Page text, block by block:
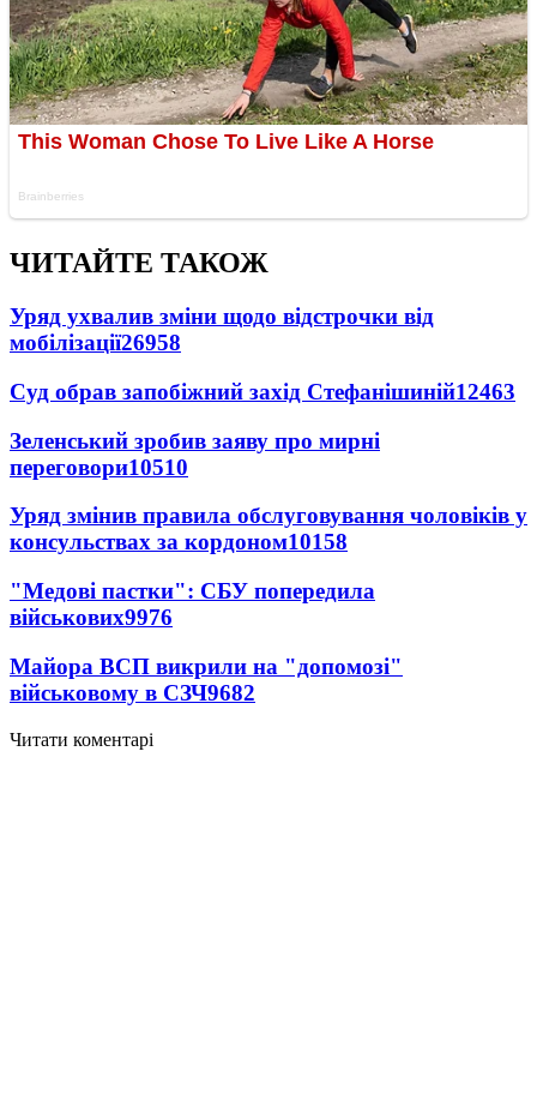
ЧИТАЙТЕ ТАКОЖ
Уряд ухвалив зміни щодо відстрочки від
мобілізації26958
Суд обрав запобіжний захід Стефанішиній12463
Зеленський зробив заяву про мирні
переговори10510
Уряд змінив правила обслуговування чоловіків у
консульствах за кордоном10158
"Медові пастки": СБУ попередила
військових9976
Майора ВСП викрили на "допомозі"
військовому в СЗЧ9682
Читати коментарі